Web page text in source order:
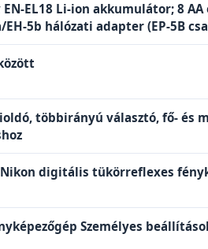
EN-EL18 Li-ion akkumulátor; 8
EH-5b hálózati adapter (EP-5B
többirányú választó, fő- és
digitális tükörreflexes
Személyes